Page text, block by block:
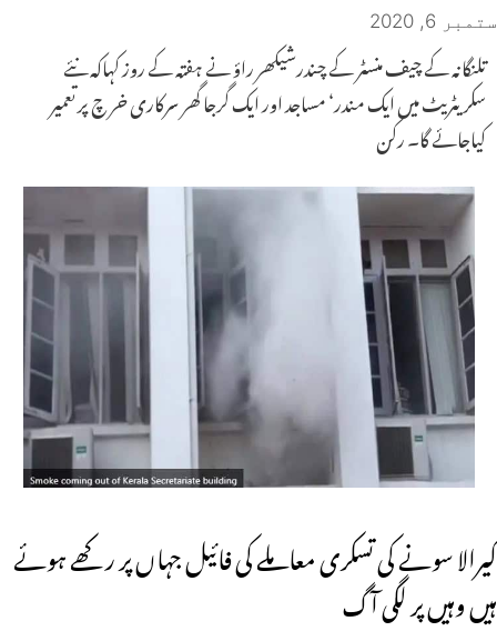
ستمبر 6, 2020
تلنگانہ کے چیف منسٹر کے چندرشیکھر راؤ نے ہفتہ کے روز کہاکہ نئے
سکریٹریٹ میں ایک مندر‘ مساجد اور ایک گرجا گھر سرکاری خر چ پر تعمیر
کیاجائے گا۔ رکن
کیرالا سونے کی تسکری معاملے کی فائیل جہاں پر رکھے ہوئے
ہیں وہیں پر لگی آگ